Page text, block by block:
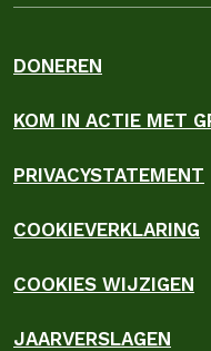
DONEREN
KOM IN ACTIE MET
PRIVACYSTATEMENT
COOKIEVERKLARING
COOKIES WIJZIGEN
JAARVERSLAGEN